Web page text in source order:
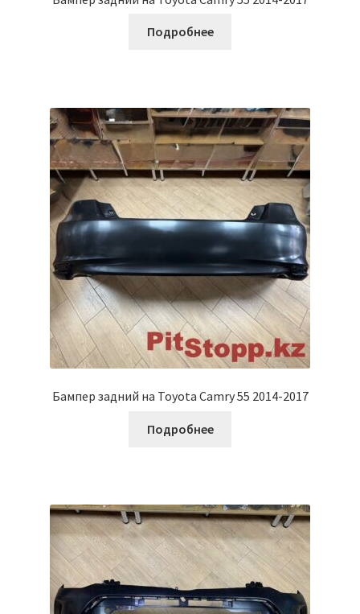
Подробнее
Бампер задний на Toyota Camry 55 2014-2017
Подробнее